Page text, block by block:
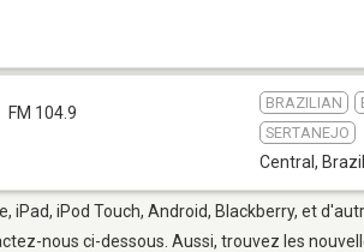
FM 104.9
BRAZILIAN
SERTANEJO
Central , Brazil
iPad, iPod Touch, Android, Blackberry, et
nous ci-dessous. Aussi, trouvez les